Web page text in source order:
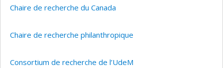
Chaire de recherche du Canada
Chaire de recherche philanthropique
Consortium de recherche de l’UdeM